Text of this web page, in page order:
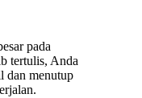
pada
tertulis, Anda
dan menutup